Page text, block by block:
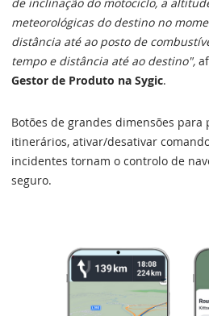
meteorológicas do destino no
distância até ao posto de
tempo e distância até ao destino",
Gestor de Produto na Sygic.
Botões de grandes dimensões para
itinerários, ativar/desativar
incidentes tornam o controlo de
seguro.